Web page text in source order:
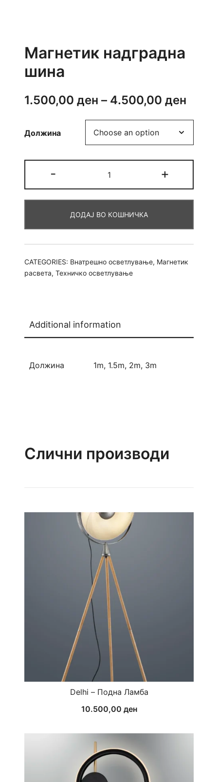
Магнетик надградна
шина
1.500,00 ден – 4.500,00 ден
Должина
-
надградна
шина
+
ДОДАЈ ВО КОШНИЧКА
CATEGORIES: Внатрешно осветлување, Магнетик
расвета, Техничко осветлување
Additional information
Должина 1m, 1.5m, 2m, 3m
Слични производи
Delhi – Подна Ламба
10.500,00 ден